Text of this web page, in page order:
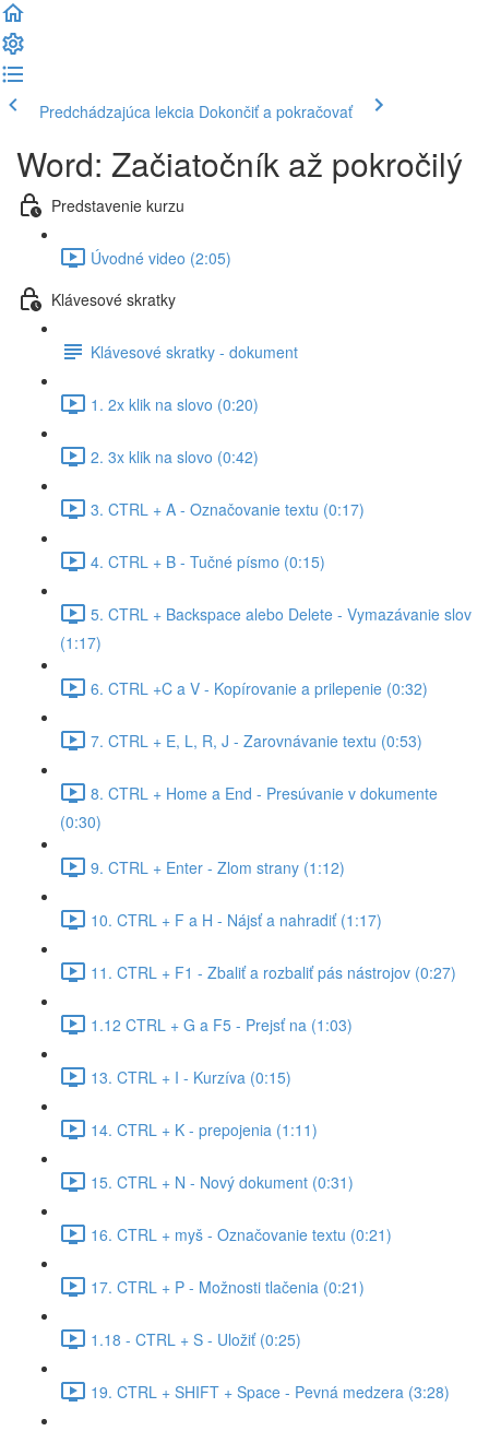
Predchádzajúca lekcia Dokončiť a pokračovať
Word: Začiatočník až pokročilý
Predstavenie kurzu
Úvodné video (2:05)
Klávesové skratky
Klávesové skratky - dokument
1. 2x klik na slovo (0:20)
2. 3x klik na slovo (0:42)
3. CTRL + A - Označovanie textu (0:17)
4. CTRL + B - Tučné písmo (0:15)
5. CTRL + Backspace alebo Delete - Vymazávanie slov
(1:17)
6. CTRL +C a V - Kopírovanie a prilepenie (0:32)
7. CTRL + E, L, R, J - Zarovnávanie textu (0:53)
8. CTRL + Home a End - Presúvanie v dokumente
(0:30)
9. CTRL + Enter - Zlom strany (1:12)
10. CTRL + F a H - Nájsť a nahradiť (1:17)
11. CTRL + F1 - Zbaliť a rozbaliť pás nástrojov (0:27)
1.12 CTRL + G a F5 - Prejsť na (1:03)
13. CTRL + I - Kurzíva (0:15)
14. CTRL + K - prepojenia (1:11)
15. CTRL + N - Nový dokument (0:31)
16. CTRL + myš - Označovanie textu (0:21)
17. CTRL + P - Možnosti tlačenia (0:21)
1.18 - CTRL + S - Uložiť (0:25)
19. CTRL + SHIFT + Space - Pevná medzera (3:28)